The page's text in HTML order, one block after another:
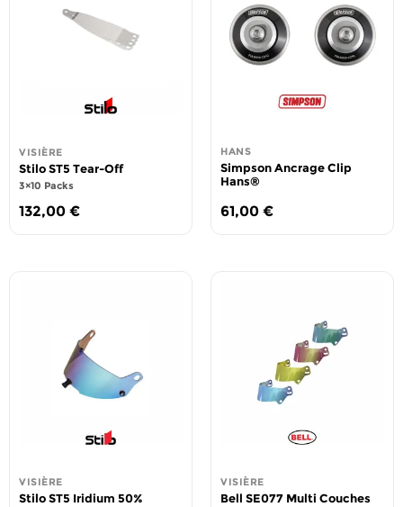
VISIÈRE
Stilo ST5 Tear-Off
3×10 Packs
132,00 €
HANS
Simpson Ancrage Clip
Hans®
61,00 €
VISIÈRE
Stilo ST5 Iridium 50%
VISIÈRE
Bell SE077 Multi Couches